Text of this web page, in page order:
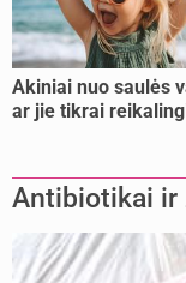
Akiniai nuo saulės
ar jie tikrai
Antibiotikai ir